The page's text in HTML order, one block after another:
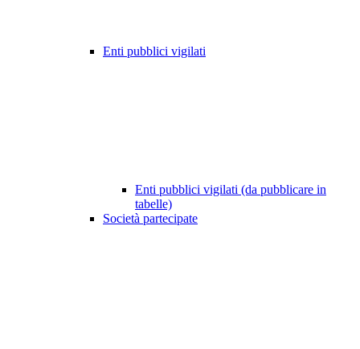
Enti pubblici vigilati
Enti pubblici vigilati (da pubblicare in
tabelle)
Società partecipate